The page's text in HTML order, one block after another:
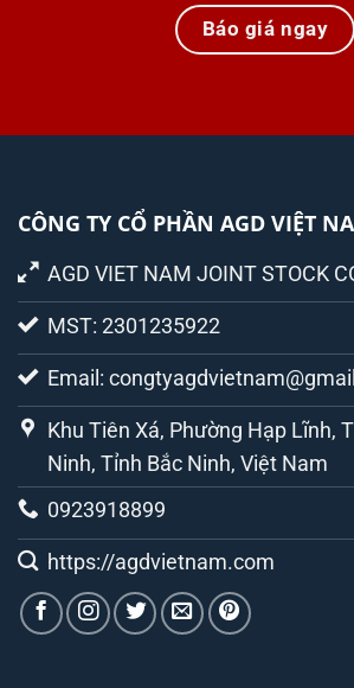
Báo giá ngay
CÔNG TY CỔ PHẦN AGD VIỆT
AGD VIET NAM JOINT STOCK
MST: 2301235922
Email:
Khu Tiên Xá, Phường Hạp Lĩnh,
Ninh, Tỉnh Bắc Ninh, Việt Nam
0923918899
https://agdvietnam.com